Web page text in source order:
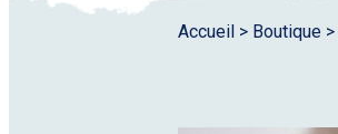
Accueil > Boutique >